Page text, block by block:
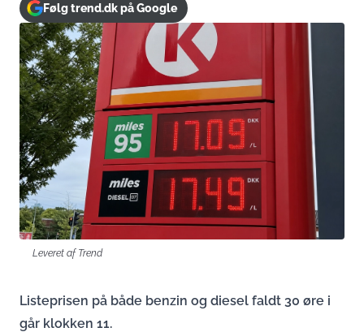
Følg trend.dk på Google
Leveret af Trend
Listeprisen på både benzin og diesel faldt 30 øre i
går klokken 11.